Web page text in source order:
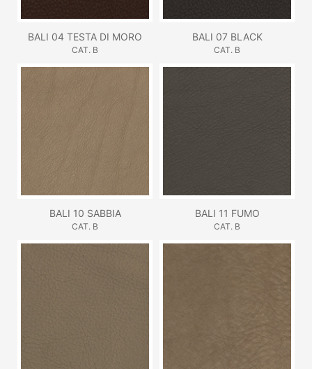
BALI 04 TESTA DI MORO
CAT. B
BALI 07 BLACK
CAT. B
BALI 10 SABBIA
CAT. B
BALI 11 FUMO
CAT. B